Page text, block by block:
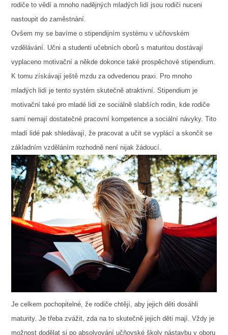
rodiče to vědí a mnoho nadějných mladých lidí jsou rodiči nuceni
nastoupit do zaměstnání.
Ovšem my se bavíme o stipendijním systému v učňovském
vzdělávání. Učni a studenti učebních oborů s maturitou dostávají
vyplaceno motivační a někde dokonce také prospěchové stipendium.
K tomu získávají ještě mzdu za odvedenou praxi. Pro mnoho
mladých lidí je tento systém skutečně atraktivní. Stipendium je
motivační také pro mladé lidi ze sociálně slabších rodin, kde rodiče
sami nemají dostatečné pracovní kompetence a sociální návyky. Tito
mladí lidé pak shledávají, že pracovat a učit se vyplácí a skončit se
základním vzděláním rozhodně není nijak žádoucí.
Je celkem pochopitelné, že rodiče chtějí, aby jejich děti dosáhli
maturity. Je třeba zvážit, zda na to skutečně jejich děti mají. Vždy je
možnost dodělat si po absolvování učňovské školy nástavbu v oboru